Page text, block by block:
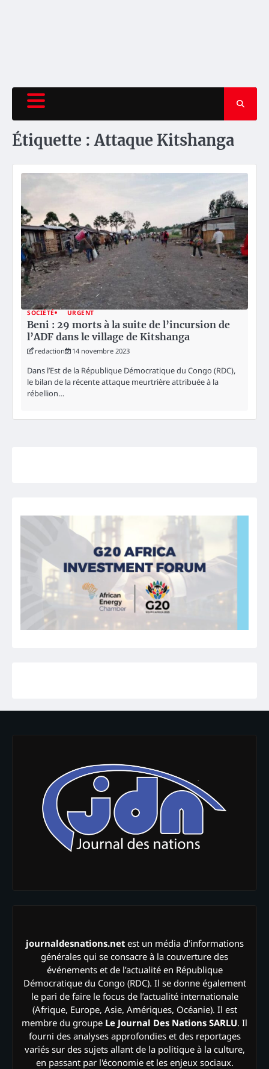
Étiquette :Attaque Kitshanga
SOCIÉTÉ URGENT
Beni : 29 morts à la suite de l’incursion de
l’ADF dans le village de Kitshanga
redaction 14 novembre 2023
Dans l’Est de la République Démocratique du Congo (RDC),
le bilan de la récente attaque meurtrière attribuée à la
rébellion…
journaldesnations.netest un média d'informations
générales qui se consacre à la couverture des
événements et de l’actualité en République
Démocratique du Congo (RDC). Il se donne également
le pari de faire le focus de l’actualité internationale
(Afrique, Europe, Asie, Amériques, Océanie). Il est
membre du groupe Le Journal Des Nations SARLU. Il
fourni des analyses approfondies et des reportages
variés sur des sujets allant de la politique à la culture,
en passant par l'économie et les enjeux sociaux.